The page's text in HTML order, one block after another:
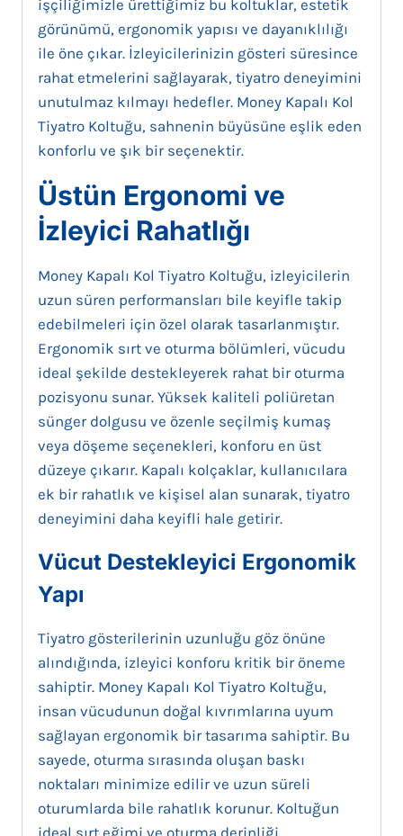
işçiliğimizle ürettiğimiz bu koltuklar, estetik
görünümü, ergonomik yapısı ve dayanıklılığı
ile öne çıkar. İzleyicilerinizin gösteri süresince
rahat etmelerini sağlayarak, tiyatro deneyimini
unutulmaz kılmayı hedefler. Money Kapalı Kol
Tiyatro Koltuğu, sahnenin büyüsüne eşlik eden
konforlu ve şık bir seçenektir.
Üstün Ergonomi ve
İzleyici Rahatlığı
Money Kapalı Kol Tiyatro Koltuğu, izleyicilerin
uzun süren performansları bile keyifle takip
edebilmeleri için özel olarak tasarlanmıştır.
Ergonomik sırt ve oturma bölümleri, vücudu
ideal şekilde destekleyerek rahat bir oturma
pozisyonu sunar. Yüksek kaliteli poliüretan
sünger dolgusu ve özenle seçilmiş kumaş
veya döşeme seçenekleri, konforu en üst
düzeye çıkarır. Kapalı kolçaklar, kullanıcılara
ek bir rahatlık ve kişisel alan sunarak, tiyatro
deneyimini daha keyifli hale getirir.
Vücut Destekleyici Ergonomik
Yapı
Tiyatro gösterilerinin uzunluğu göz önüne
alındığında, izleyici konforu kritik bir öneme
sahiptir. Money Kapalı Kol Tiyatro Koltuğu,
insan vücudunun doğal kıvrımlarına uyum
sağlayan ergonomik bir tasarıma sahiptir. Bu
sayede, oturma sırasında oluşan baskı
noktaları minimize edilir ve uzun süreli
oturumlarda bile rahatlık korunur. Koltuğun
ideal sırt eğimi ve oturma derinliği,